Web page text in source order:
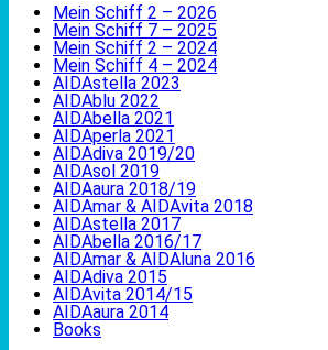
Mein Schiff 2 – 2026
Mein Schiff 7 – 2025
Mein Schiff 2 – 2024
Mein Schiff 4 – 2024
AIDAstella 2023
AIDAblu 2022
AIDAbella 2021
AIDAperla 2021
AIDAdiva 2019/20
AIDAsol 2019
AIDAaura 2018/19
AIDAmar & AIDAvita 2018
AIDAstella 2017
AIDAbella 2016/17
AIDAmar & AIDAluna 2016
AIDAdiva 2015
AIDAvita 2014/15
AIDAaura 2014
Books